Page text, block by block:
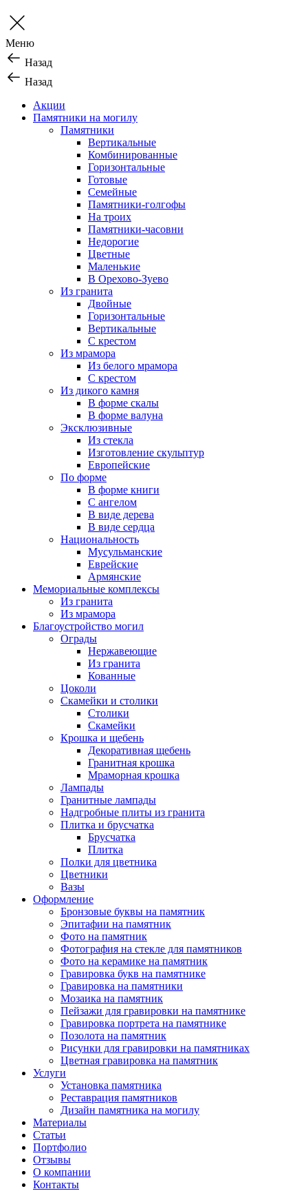
Меню
Назад
Назад
Акции
Памятники на могилу
Памятники
Вертикальные
Комбинированные
Горизонтальные
Готовые
Семейные
Памятники-голгофы
На троих
Памятники-часовни
Недорогие
Цветные
Маленькие
В Орехово-Зуево
Из гранита
Двойные
Горизонтальные
Вертикальные
С крестом
Из мрамора
Из белого мрамора
С крестом
Из дикого камня
В форме скалы
В форме валуна
Эксклюзивные
Из стекла
Изготовление скульптур
Европейские
По форме
В форме книги
С ангелом
В виде дерева
В виде сердца
Национальность
Мусульманские
Еврейские
Армянские
Мемориальные комплексы
Из гранита
Из мрамора
Благоустройство могил
Ограды
Нержавеющие
Из гранита
Кованные
Цоколи
Скамейки и столики
Столики
Скамейки
Крошка и щебень
Декоративная щебень
Гранитная крошка
Мраморная крошка
Лампады
Гранитные лампады
Надгробные плиты из гранита
Плитка и брусчатка
Брусчатка
Плитка
Полки для цветника
Цветники
Вазы
Оформление
Бронзовые буквы на памятник
Эпитафии на памятник
Фото на памятник
Фотография на стекле для памятников
Фото на керамике на памятник
Гравировка букв на памятнике
Гравировка на памятники
Мозаика на памятник
Пейзажи для гравировки на памятнике
Гравировка портрета на памятнике
Позолота на памятник
Рисунки для гравировки на памятниках
Цветная гравировка на памятник
Услуги
Установка памятника
Реставрация памятников
Дизайн памятника на могилу
Материалы
Статьи
Портфолио
Отзывы
О компании
Контакты